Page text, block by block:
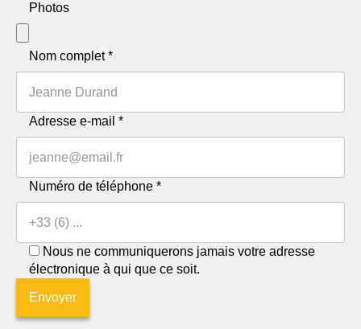
Photos
Nom complet *
Adresse e-mail *
Numéro de téléphone *
Nous ne communiquerons jamais votre adresse
électronique à qui que ce soit.